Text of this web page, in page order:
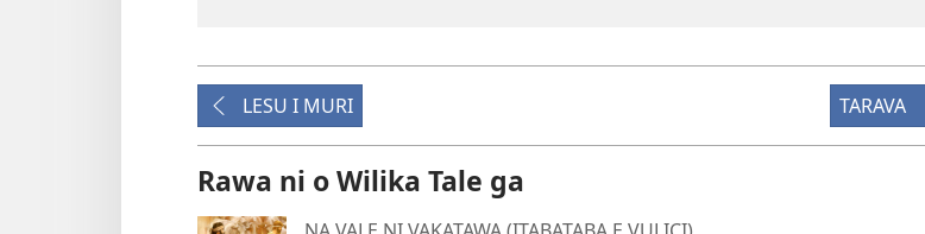
LESU I MURI TARAVA
Rawa ni o Wilika Tale ga